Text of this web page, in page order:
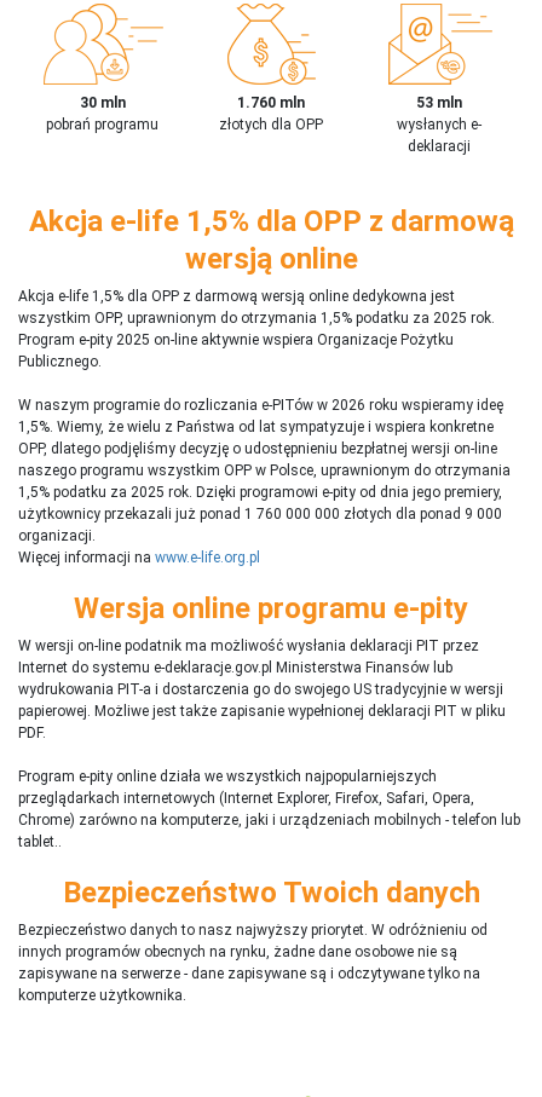
30 mln
pobrań programu
1.760 mln
złotych dla OPP
53 mln
wysłanych e-
deklaracji
Akcja e-life 1,5% dla OPP z darmową
wersją online
Akcja e-life 1,5% dla OPP z darmową wersją online dedykowna jest
wszystkim OPP, uprawnionym do otrzymania 1,5% podatku za 2025 rok.
Program e-pity 2025 on-line aktywnie wspiera Organizacje Pożytku
Publicznego.
W naszym programie do rozliczania e-PITów w 2026 roku wspieramy ideę
1,5%. Wiemy, że wielu z Państwa od lat sympatyzuje i wspiera konkretne
OPP, dlatego podjęliśmy decyzję o udostępnieniu bezpłatnej wersji on-line
naszego programu wszystkim OPP w Polsce, uprawnionym do otrzymania
1,5% podatku za 2025 rok. Dzięki programowi e-pity od dnia jego premiery,
użytkownicy przekazali już ponad 1 760 000 000 złotych dla ponad 9 000
organizacji.
Więcej informacji na www.e-life.org.pl
Wersja online programu e-pity
W wersji on-line podatnik ma możliwość wysłania deklaracji PIT przez
Internet do systemu e-deklaracje.gov.pl Ministerstwa Finansów lub
wydrukowania PIT-a i dostarczenia go do swojego US tradycyjnie w wersji
papierowej. Możliwe jest także zapisanie wypełnionej deklaracji PIT w pliku
PDF.
Program e-pity online działa we wszystkich najpopularniejszych
przeglądarkach internetowych (Internet Explorer, Firefox, Safari, Opera,
Chrome) zarówno na komputerze, jaki i urządzeniach mobilnych - telefon lub
tablet..
Bezpieczeństwo Twoich danych
Bezpieczeństwo danych to nasz najwyższy priorytet. W odróżnieniu od
innych programów obecnych na rynku, żadne dane osobowe nie są
zapisywane na serwerze - dane zapisywane są i odczytywane tylko na
komputerze użytkownika.